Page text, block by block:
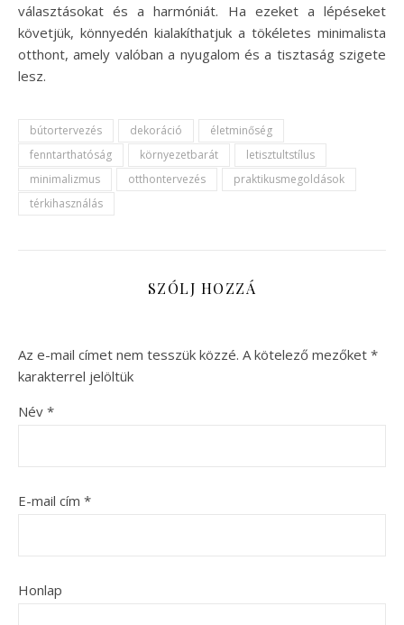
választásokat és a harmóniát. Ha ezeket a lépéseket
követjük, könnyedén kialakíthatjuk a tökéletes minimalista
otthont, amely valóban a nyugalom és a tisztaság szigete
lesz.
bútortervezés dekoráció
életminőség
fenntarthatóság
környezetbarát
letisztultstílus
minimalizmus
otthontervezés
praktikusmegoldások
térkihasználás
SZÓLJ HOZZÁ
Az e-mail címet nem tesszük közzé. A kötelező mezőket *
karakterrel jelöltük
Név *
E-mail cím *
Honlap